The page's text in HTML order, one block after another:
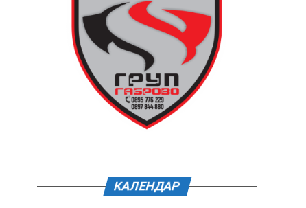
КАЛЕНДАР